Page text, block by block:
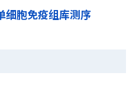
胞免疫组库测序